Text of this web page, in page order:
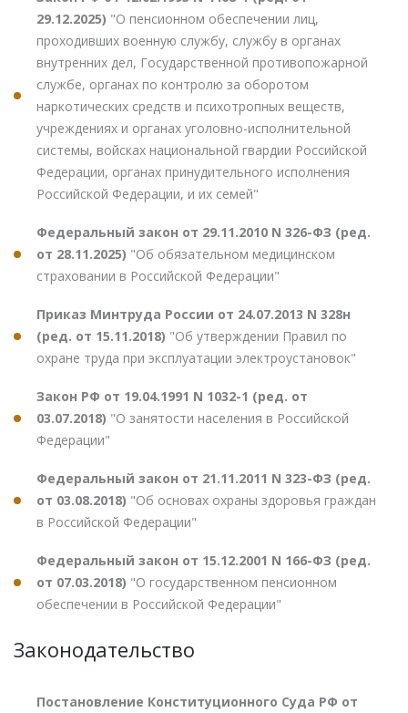
29.12.2025) "О пенсионном обеспечении лиц,
проходивших военную службу, службу в органах
внутренних дел, Государственной противопожарной
службе, органах по контролю за оборотом
наркотических средств и психотропных веществ,
учреждениях и органах уголовно-исполнительной
системы, войсках национальной гвардии Российской
Федерации, органах принудительного исполнения
Российской Федерации, и их семей"
Федеральный закон от 29.11.2010 N 326-ФЗ (ред.
от 28.11.2025) "Об обязательном медицинском
страховании в Российской Федерации"
Приказ Минтруда России от 24.07.2013 N 328н
(ред. от 15.11.2018) "Об утверждении Правил по
охране труда при эксплуатации электроустановок"
Закон РФ от 19.04.1991 N 1032-1 (ред. от
03.07.2018) "О занятости населения в Российской
Федерации"
Федеральный закон от 21.11.2011 N 323-ФЗ (ред.
от 03.08.2018) "Об основах охраны здоровья граждан
в Российской Федерации"
Федеральный закон от 15.12.2001 N 166-ФЗ (ред.
от 07.03.2018) "О государственном пенсионном
обеспечении в Российской Федерации"
Законодательство
Постановление Конституционного Суда РФ от